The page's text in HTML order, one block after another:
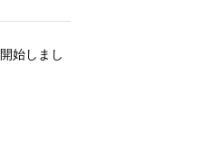
始しまし